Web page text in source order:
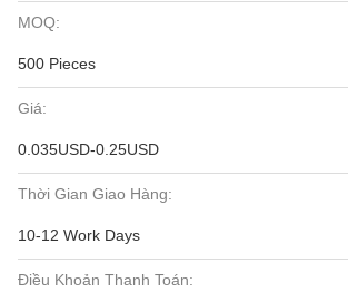
MOQ:
500 Pieces
Giá:
0.035USD-0.25USD
Thời Gian Giao Hàng:
10-12 Work Days
Điều Khoản Thanh Toán: